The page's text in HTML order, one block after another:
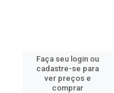
Faça seu login ou
cadastre-se para
ver preços e
comprar